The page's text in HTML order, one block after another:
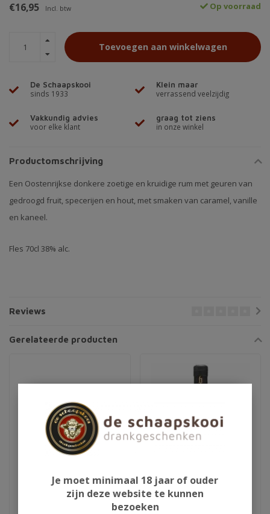
€16,95 Incl. btw Op voorraad
Toevoegen aan winkelwagen
De Schaapskooi
sinds 1933
Klein maar
verrassend veelzijdig
Vakkundig advies
voor elke klant
graag tot ziens
in onze winkel
Productomschrijving
Een Oostenrijkse donkere zoetige en kruidige rum met geuren van
gedroogd fruit, specerijen en hout, met smaken van caramel, vanille
en kaneel.
Fles 70cl 38% alc.
Reviews
Gerelateerde producten
Ron de Cuba Isla del
Blackwell 007
Je moet minimaal 18 jaar of ouder
zijn deze website te kunnen
bezoeken